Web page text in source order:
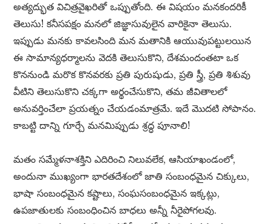
అత్యద్భుత విచిత్రవైఖరితో ఒప్పుతోంది. ఈ విషయం మనకందరికీ
తెలుసు! కనీసపక్షం మనలో జిజ్ఞాసువులైన వారికైనా తెలుసు.
ఇప్పుడు మనకు కావలసింది మన మతానికి ఆయువుపట్టులయిన
ఈ సామాన్యధర్మాలను వెదకి తెలుసుకొని, దేశమందంతటా ఒక
కొననుండి మరొక కొనవరకు ప్రతి పురుషుడు, ప్రతి స్త్రీ, ప్రతి శిశువు
వీటిని తెలుసుకొని చక్కగా అర్థంచేసుకొని, తమ జీవితాలలో
అనువర్తించేలా ప్రయత్నం చేయడంమాత్రమే. ఇదే మొదటి సోపానం.
కాబట్టి దాన్ని గూర్చే మనమిప్పుడు శ్రద్ధ పూనాలి!
మతం సమ్మేళనాశక్తిని ఎదిరించి నిలువలేక, ఆసియాఖండంలో,
అందునా ముఖ్యంగా భారతదేశంలో జాతి సంబంధమైన చిక్కులు,
భాషా సంబంధమైన కష్టాలు, సంఘసంబంధమైన ఇక్కట్లు,
ఉపజాతులకు సంబంధించిన బాధలు అన్నీ నీరైపోగలవు.